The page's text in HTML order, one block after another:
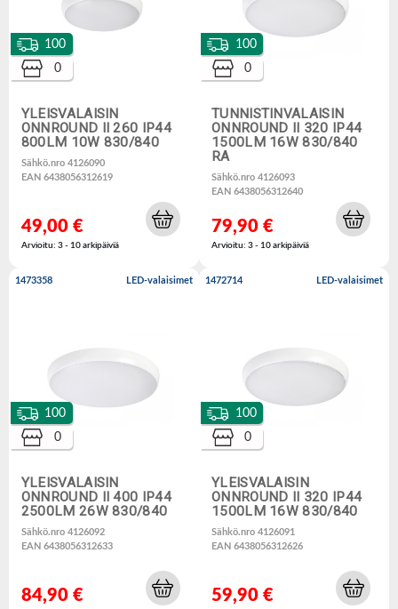
YLEISVALAISIN
ONNROUND II 260 IP44
800LM 10W 830/840
Sähkö.nro 4126090
EAN 6438056312619
100
0
49,00 €
Arvioitu: 3 - 10 arkipäiviä
TUNNISTINVALAISIN
ONNROUND II 320 IP44
1500LM 16W 830/840
RA
Sähkö.nro 4126093
EAN 6438056312640
100
0
79,90 €
Arvioitu: 3 - 10 arkipäiviä
1473358 LED-valaisimet
YLEISVALAISIN
ONNROUND II 400 IP44
2500LM 26W 830/840
Sähkö.nro 4126092
EAN 6438056312633
100
0
84,90 €
1472714 LED-valaisimet
YLEISVALAISIN
ONNROUND II 320 IP44
1500LM 16W 830/840
Sähkö.nro 4126091
EAN 6438056312626
100
0
59,90 €